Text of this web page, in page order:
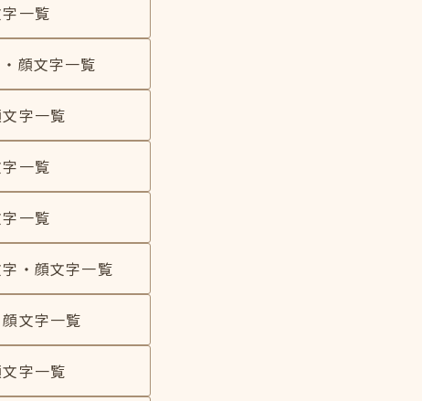
一覧
顔文字一覧
字一覧
一覧
一覧
・顔文字一覧
文字一覧
字一覧